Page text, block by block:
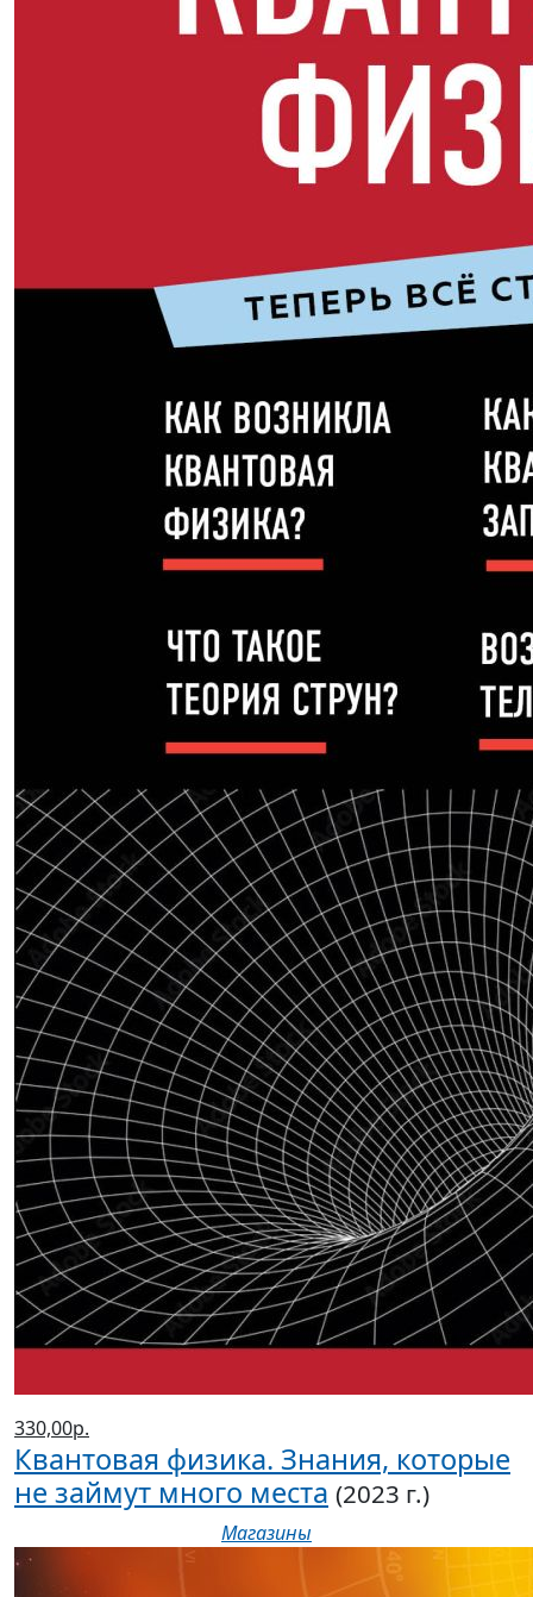
330,00р.
Квантовая физика. Знания, которые
не займут много места (2023 г.)
Магазины